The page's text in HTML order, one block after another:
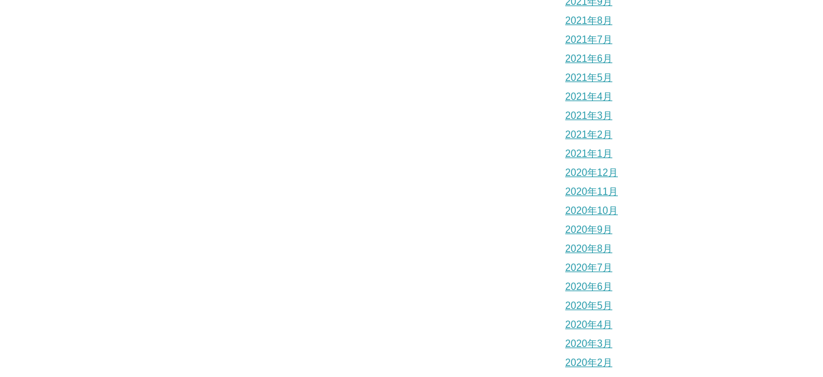
2021年8月
2021年7月
2021年6月
2021年5月
2021年4月
2021年3月
2021年2月
2021年1月
2020年12月
2020年11月
2020年10月
2020年9月
2020年8月
2020年7月
2020年6月
2020年5月
2020年4月
2020年3月
2020年2月